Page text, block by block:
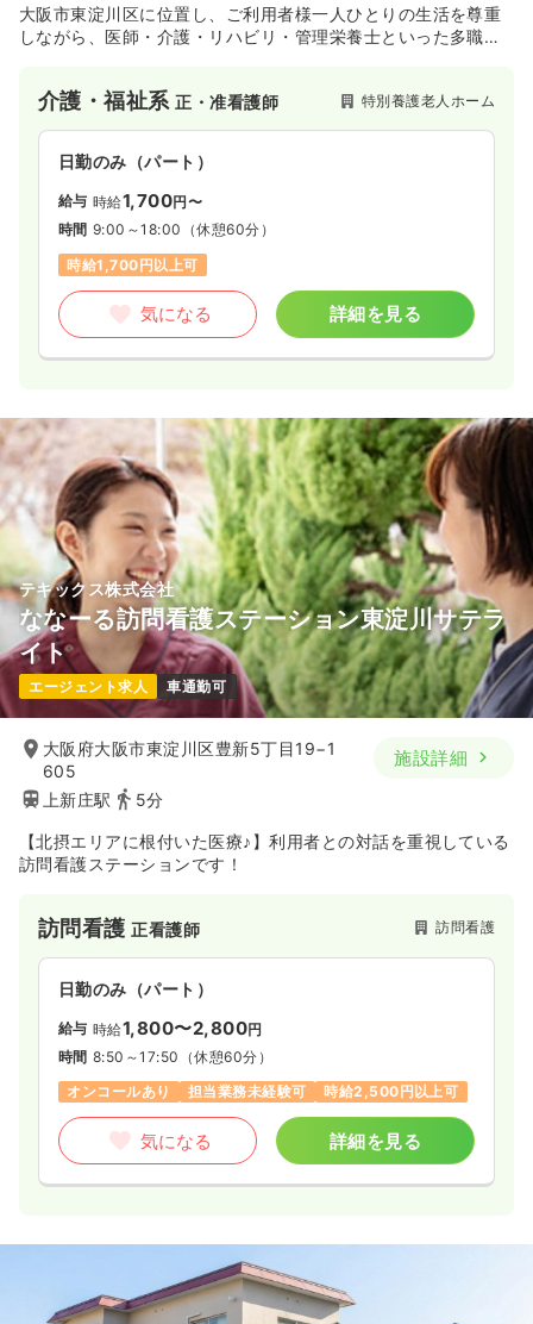
大阪市東淀川区に位置し、ご利用者様一人ひとりの生活を尊重
しながら、医師・介護・リハビリ・管理栄養士といった多職種
福利厚生が充実しているほか、資格取得支援制度や永年勤続祝
金など、職員のスキルアップと長期的なキャリア形成を法人全
体でバックアップする体制が整っています。JRおおさか東線や
阪急京都線などの3路線から徒歩圏内でアクセスできる利便性の
高さに加え、マイカー通勤も可能となっており、ライフスタイ
ルに合わせて無理なく働きたい方に最適な環境です。
介護・福祉系正・准看護師 特別養護老人ホーム
日勤のみ（パート）
給与 時給1,700円〜
時間 9:00～18:00 （休憩60分）
時給1,700円以上可
気になる 詳細を見る
テキックス株式会社
ななーる訪問看護ステーション東淀川サテラ
イト
エージェント求人 車通勤可
大阪府大阪市東淀川区豊新5丁目19−1
605
上新庄駅
5分
施設詳細
【北摂エリアに根付いた医療♪】利用者との対話を重視している
訪問看護ステーションです！
訪問看護正看護師 訪問看護
日勤のみ（パート）
給与 時給1,800〜2,800円
時間 8:50～17:50 （休憩60分）
オンコールあり
担当業務未経験可 時給2,500円以上可
気になる 詳細を見る